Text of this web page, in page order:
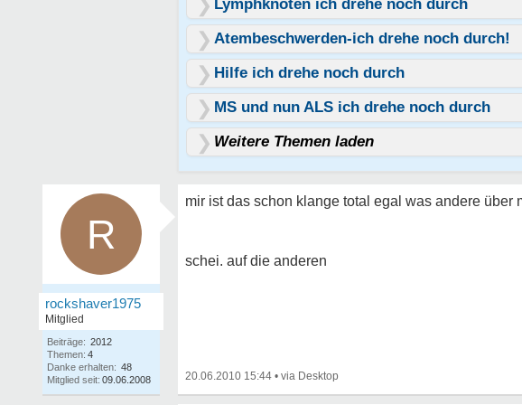
Lymphknoten ich drehe noch durch
Atembeschwerden-ich drehe noch durch!
Hilfe ich drehe noch durch
MS und nun ALS ich drehe noch durch
Weitere Themen laden
R
rockshaver1975
Mitglied
Beiträge: 2012
Themen: 4
Danke erhalten: 48
Mitglied seit: 09.06.2008
mir ist das schon klange total egal was andere über
schei. auf die anderen
20.06.2010 15:44 •